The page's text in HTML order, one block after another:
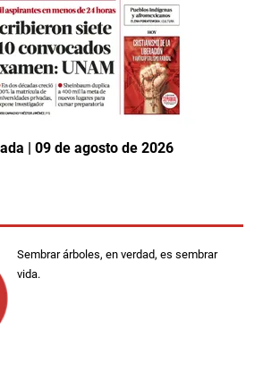
| 09 de agosto de 2026
Sembrar árboles, en verdad, es sembrar
vida.